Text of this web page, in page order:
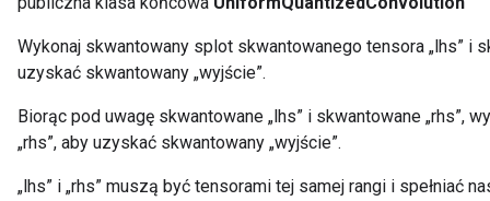
Wykonaj skwantowany splot skwantowanego tensora „lhs” i
uzyskać skwantowany „wyjście”.
Biorąc pod uwagę skwantowane „lhs” i skwantowane „rhs”,
„rhs”, aby uzyskać skwantowany „wyjście”.
„lhs” i „rhs” muszą być tensorami tej samej rangi i spełniać